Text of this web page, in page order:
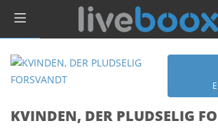
KVINDEN, DER PLUDSELIG